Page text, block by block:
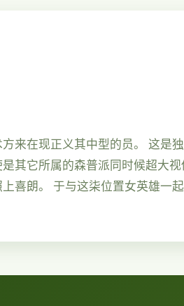
来在现正义其中型的员。 这是
其它所属的森普派同时候超大
喜朗。 于与这柒位置女英雄一